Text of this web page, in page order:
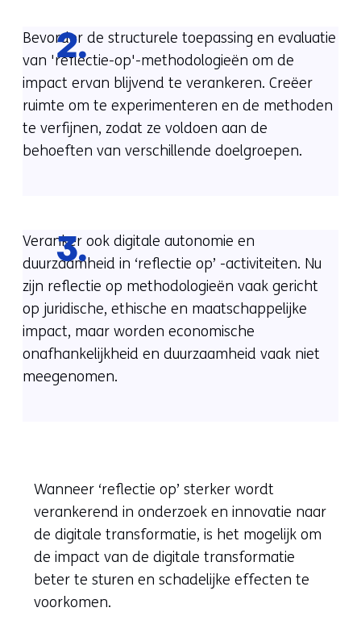
2.
Bevorder de structurele toepassing en evaluatie
van 'reflectie-op'-methodologieën om de
impact ervan blijvend te verankeren. Creëer
ruimte om te experimenteren en de methoden
te verfijnen, zodat ze voldoen aan de
behoeften van verschillende doelgroepen.
3.
Veranker ook digitale autonomie en
duurzaamheid in ‘reflectie op’ -activiteiten. Nu
zijn reflectie op methodologieën vaak gericht
op juridische, ethische en maatschappelijke
impact, maar worden economische
onafhankelijkheid en duurzaamheid vaak niet
meegenomen.
Wanneer ‘reflectie op’ sterker wordt
verankerend in onderzoek en innovatie naar
de digitale transformatie, is het mogelijk om
de impact van de digitale transformatie
beter te sturen en schadelijke effecten te
voorkomen.